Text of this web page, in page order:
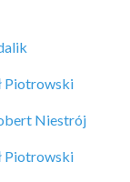
Piotrowski
Niestrój
Piotrowski